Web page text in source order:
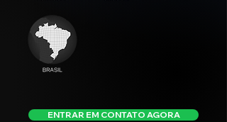
ENTRAR EM CONTATO AGORA